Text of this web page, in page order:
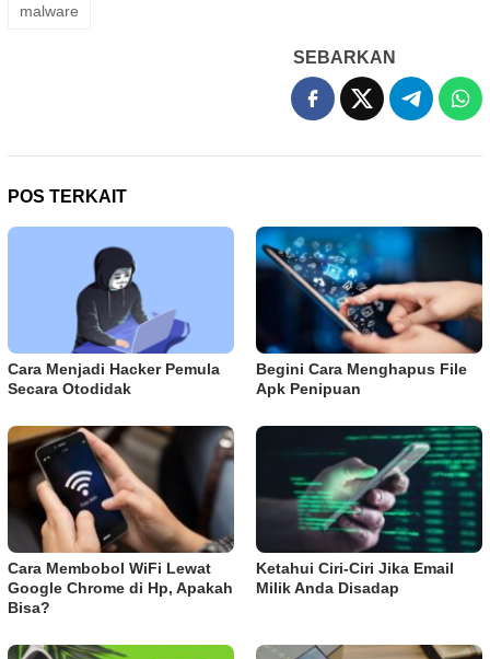
malware
SEBARKAN
POS TERKAIT
Cara Menjadi Hacker Pemula
Secara Otodidak
Begini Cara Menghapus File
Apk Penipuan
Cara Membobol WiFi Lewat
Google Chrome di Hp, Apakah
Bisa?
Ketahui Ciri-Ciri Jika Email
Milik Anda Disadap